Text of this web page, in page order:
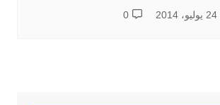
24 يوليو، 2014 0